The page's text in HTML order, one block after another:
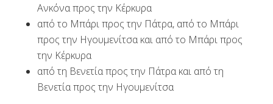
Ανκόνα προς την Κέρκυρα
από το Μπάρι προς την Πάτρα, από το Μπάρι
προς την Ηγουμενίτσα και από το Μπάρι προς
την Κέρκυρα
από τη Βενετία προς την Πάτρα και από τη
Βενετία προς την Ηγουμενίτσα